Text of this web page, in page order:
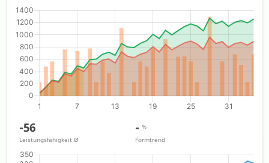
-56
Leistungsfähigkeit Ø
- %
Formtrend